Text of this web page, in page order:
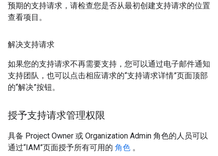
预期的支持请求，请检查您是否从最初创建支持请求的位置
查看项目。
解决支持请求
如果您的支持请求不再需要支持，您可以通过电子邮件通知
支持团队，也可以点击相应请求的“支持请求详情”页面顶部
的“解决”按钮。
授予支持请求管理权限
具备 Project Owner 或 Organization Admin 角色的人员可以
通过“IAM”页面授予所有可用的 角色 。